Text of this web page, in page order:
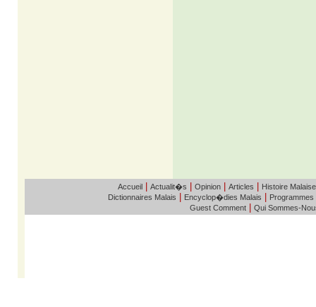
Accueil| Actualit�s Opinion| Articles Histoire Malaise
Dictionnaires Malais Encyclop�dies Malais Programmes
Guest Comment Qui Sommes-